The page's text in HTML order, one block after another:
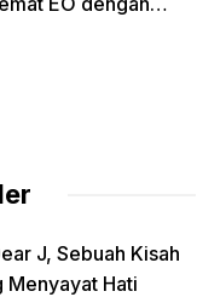
J, Sebuah Kisah
Menyayat Hati